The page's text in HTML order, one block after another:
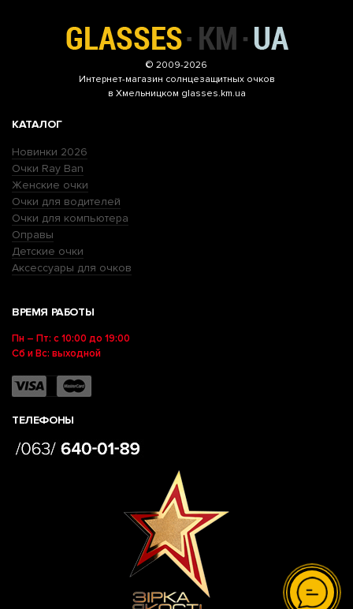
© 2009-2026
Интернет-магазин солнцезащитных очков
в Хмельницком glasses.km.ua
КАТАЛОГ
Новинки 2026
Очки Ray Ban
Женские очки
Очки для водителей
Очки для компьютера
Оправы
Детские очки
Аксессуары для очков
ВРЕМЯ РАБОТЫ
Пн – Пт: с 10:00 до 19:00
Сб и Вс: выходной
ТЕЛЕФОНЫ